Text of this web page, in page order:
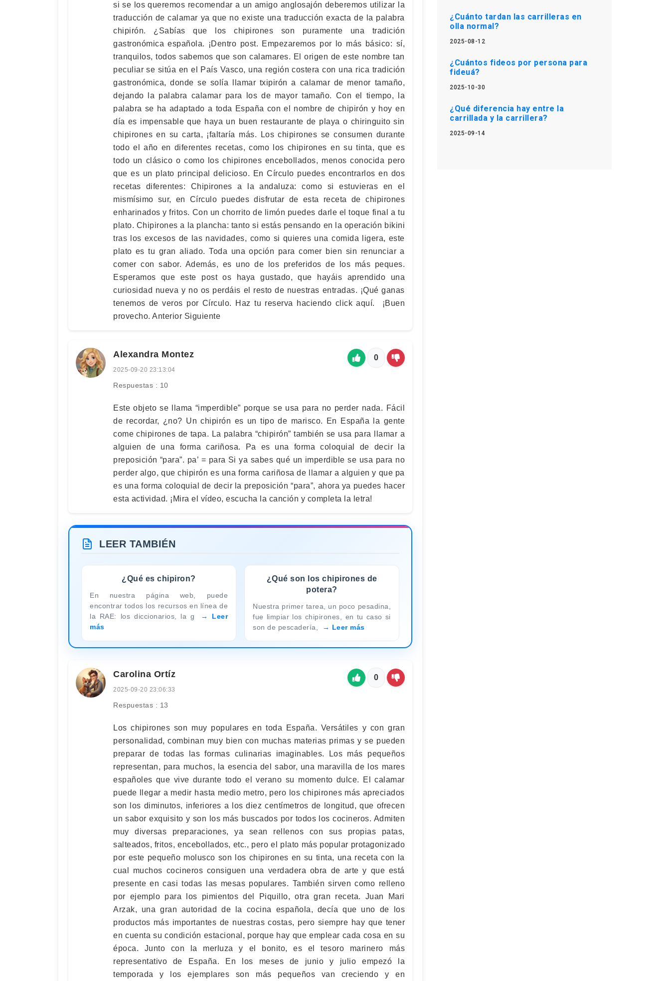
si se los queremos recomendar a un amigo anglosajón deberemos utilizar la
traducción de calamar ya que no existe una traducción exacta de la palabra
chipirón. ¿Sabías que los chipirones son puramente una tradición
gastronómica española. ¡Dentro post. Empezaremos por lo más básico: sí,
tranquilos, todos sabemos que son calamares. El origen de este nombre tan
peculiar se sitúa en el País Vasco, una región costera con una rica tradición
gastronómica, donde se solía llamar txipirón a calamar de menor tamaño,
dejando la palabra calamar para los de mayor tamaño. Con el tiempo, la
palabra se ha adaptado a toda España con el nombre de chipirón y hoy en
día es impensable que haya un buen restaurante de playa o chiringuito sin
chipirones en su carta, ¡faltaría más. Los chipirones se consumen durante
todo el año en diferentes recetas, como los chipirones en su tinta, que es
todo un clásico o como los chipirones encebollados, menos conocida pero
que es un plato principal delicioso. En Círculo puedes encontrarlos en dos
recetas diferentes: Chipirones a la andaluza: como si estuvieras en el
mismísimo sur, en Círculo puedes disfrutar de esta receta de chipirones
enharinados y fritos. Con un chorrito de limón puedes darle el toque final a tu
plato. Chipirones a la plancha: tanto si estás pensando en la operación bikini
tras los excesos de las navidades, como si quieres una comida ligera, este
plato es tu gran aliado. Toda una opción para comer bien sin renunciar a
comer con sabor. Además, es uno de los preferidos de los más peques.
Esperamos que este post os haya gustado, que hayáis aprendido una
curiosidad nueva y no os perdáis el resto de nuestras entradas. ¡Qué ganas
tenemos de veros por Círculo. Haz tu reserva haciendo click aquí. ¡Buen
provecho. Anterior Siguiente
Alexandra Montez
2025-09-20 23:13:04
Respuestas : 10
0
Este objeto se llama “imperdible” porque se usa para no perder nada. Fácil
de recordar, ¿no? Un chipirón es un tipo de marisco. En España la gente
come chipirones de tapa. La palabra “chipirón” también se usa para llamar a
alguien de una forma cariñosa. Pa es una forma coloquial de decir la
preposición “para”. pa’ = para Si ya sabes qué un imperdible se usa para no
perder algo, que chipirón es una forma cariñosa de llamar a alguien y que pa
es una forma coloquial de decir la preposición “para”, ahora ya puedes hacer
esta actividad. ¡Mira el vídeo, escucha la canción y completa la letra!
LEER TAMBIÉN
¿Qué es chipiron?
En nuestra página web, puede
encontrar todos los recursos en línea de
la RAE: los diccionarios, la g
Leer
más
¿Qué son los chipirones de
potera?
Nuestra primer tarea, un poco pesadina,
fue limpiar los chipirones, en tu caso si
son de pescadería,
Leer más
Carolina Ortíz
2025-09-20 23:06:33
Respuestas : 13
0
Los chipirones son muy populares en toda España. Versátiles y con gran
personalidad, combinan muy bien con muchas materias primas y se pueden
preparar de todas las formas culinarias imaginables. Los más pequeños
representan, para muchos, la esencia del sabor, una maravilla de los mares
españoles que vive durante todo el verano su momento dulce. El calamar
puede llegar a medir hasta medio metro, pero los chipirones más apreciados
son los diminutos, inferiores a los diez centímetros de longitud, que ofrecen
un sabor exquisito y son los más buscados por todos los cocineros. Admiten
muy diversas preparaciones, ya sean rellenos con sus propias patas,
salteados, fritos, encebollados, etc., pero el plato más popular protagonizado
por este pequeño molusco son los chipirones en su tinta, una receta con la
cual muchos cocineros consiguen una verdadera obra de arte y que está
presente en casi todas las mesas populares. También sirven como relleno
por ejemplo para los pimientos del Piquillo, otra gran receta. Juan Mari
Arzak, una gran autoridad de la cocina española, decía que uno de los
productos más importantes de nuestras costas, pero siempre hay que tener
en cuenta su condición estacional, porque hay que emplear cada cosa en su
época. Junto con la merluza y el bonito, es el tesoro marinero más
representativo de España. En los meses de junio y julio empezó la
temporada y los ejemplares son más pequeños van creciendo y en
¿Cuánto tardan las carrilleras en
olla normal?
2025-08-12
¿Cuántos fideos por persona para
fideuá?
2025-10-30
¿Qué diferencia hay entre la
carrillada y la carrillera?
2025-09-14